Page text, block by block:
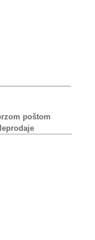
poštom